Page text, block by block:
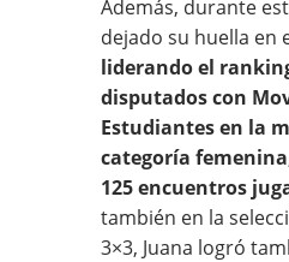
Además, durante
dejado su huella en
liderando el
disputados con
Estudiantesen la
categoría femenina
125 encuentros
también en la
3×3, Juana logró